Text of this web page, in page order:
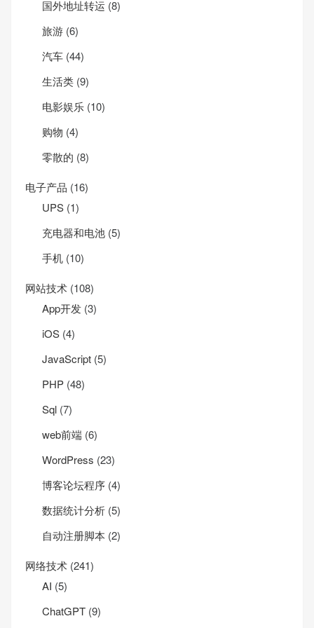
国外地址转运 (8)
旅游 (6)
汽车 (44)
生活类 (9)
电影娱乐 (10)
购物 (4)
零散的 (8)
电子产品 (16)
UPS (1)
充电器和电池 (5)
手机 (10)
网站技术 (108)
App开发 (3)
iOS (4)
JavaScript (5)
PHP (48)
Sql (7)
web前端 (6)
WordPress (23)
博客论坛程序 (4)
数据统计分析 (5)
自动注册脚本 (2)
网络技术 (241)
AI (5)
ChatGPT (9)